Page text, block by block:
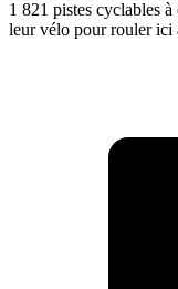
1 821 pistes cyclables
leur vélo pour rouler ici